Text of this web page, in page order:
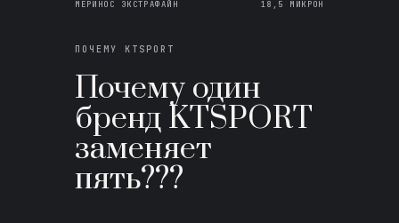
МЕРИНОС ЭКСТРАФАЙН 18,5 МИКРОН
ПОЧЕМУ KTSPORT
Почему один
бренд KTSPORT
заменяет
пять???